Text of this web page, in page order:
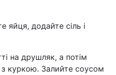
яйця, додайте сіль і
на друшляк, а потім
куркою. Залийте соусом